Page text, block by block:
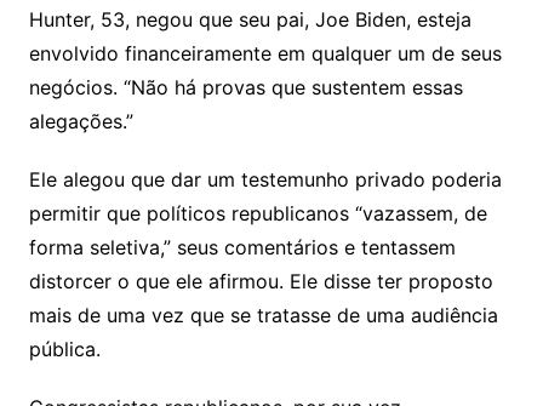
Hunter, 53, negou que seu pai, Joe Biden, esteja
envolvido financeiramente em qualquer um de seus
negócios. “Não há provas que sustentem essas
alegações.”
Ele alegou que dar um testemunho privado poderia
permitir que políticos republicanos “vazassem, de
forma seletiva,” seus comentários e tentassem
distorcer o que ele afirmou. Ele disse ter proposto
mais de uma vez que se tratasse de uma audiência
pública.